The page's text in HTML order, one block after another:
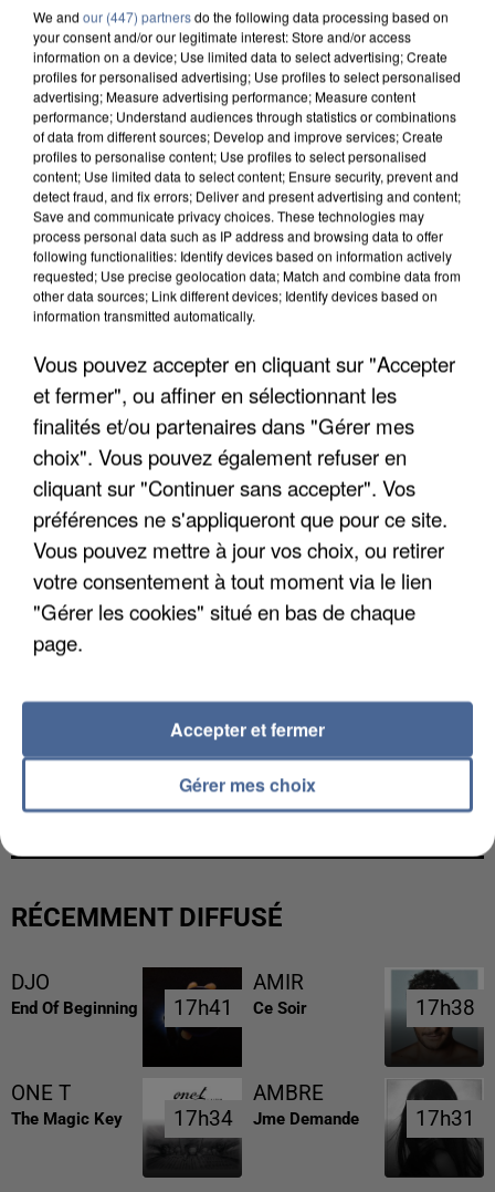
INTERPELLÉ EN ALGÉRIE
UNE TOURISTE DE L’OISE EMPORTÉE PAR UNE
COULÉE DE BOUE EN HAUTE-SAVOIE
RÉCEMMENT DIFFUSÉ
DJO
End Of Beginning 17h41
17h41
AMIR
Ce Soir 17h38
17h38
ONE T
The Magic Key 17h34
17h34
AMBRE
Jme Demande 17h31
17h31
We and our (447) partnersdo the following data processing based on
your consent and/or our legitimate interest: Store and/or access
information on a device; Use limited data to select advertising; Create
profiles for personalised advertising; Use profiles to select personalised
advertising; Measure advertising performance; Measure content
performance; Understand audiences through statistics or combinations
of data from different sources; Develop and improve services; Create
profiles to personalise content; Use profiles to select personalised
content; Use limited data to select content; Ensure security, prevent and
detect fraud, and fix errors; Deliver and present advertising and content;
Save and communicate privacy choices. These technologies may
process personal data such as IP address and browsing data to offer
following functionalities: Identify devices based on information actively
requested; Use precise geolocation data; Match and combine data from
other data sources; Link different devices; Identify devices based on
information transmitted automatically.
Vous pouvez accepter en cliquant sur "Accepter
et fermer", ou affiner en sélectionnant les
finalités et/ou partenaires dans "Gérer mes
choix". Vous pouvez également refuser en
cliquant sur "Continuer sans accepter". Vos
préférences ne s'appliqueront que pour ce site.
Vous pouvez mettre à jour vos choix, ou retirer
votre consentement à tout moment via le lien
"Gérer les cookies" situé en bas de chaque
page.
Gérer mes choix
Accepter et fermer